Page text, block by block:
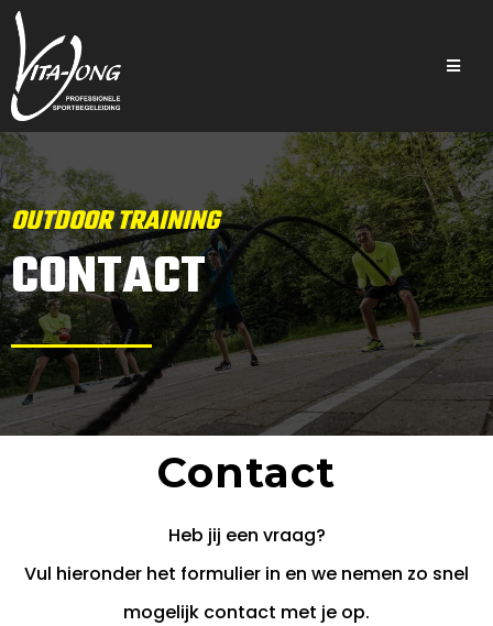
OUTDOOR TRAINING
CONTACT
Contact
Heb jij een vraag?
Vul hieronder het formulier in en we nemen zo snel
mogelijk contact met je op.